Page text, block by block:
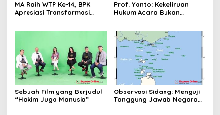
MA Raih WTP Ke-14, BPK
Apresiasi Transformasi
Prof. Yanto: Kekeliruan
Hukum Acara Bukan
Upaya Hukum
Sebuah Film yang Berjudul
“Hakim Juga Manusia”
Observasi Sidang: Menguji
Tanggung Jawab Negara